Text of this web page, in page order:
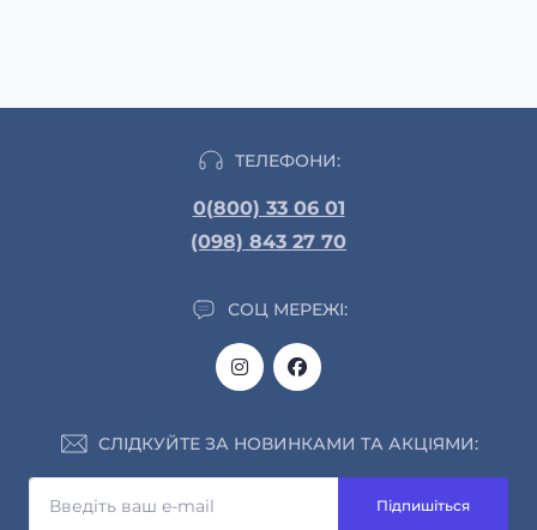
ТЕЛЕФОНИ:
0(800) 33 06 01
(098) 843 27 70
СОЦ МЕРЕЖІ:
СЛІДКУЙТЕ ЗА НОВИНКАМИ ТА АКЦІЯМИ:
Підпишіться